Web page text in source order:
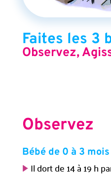
Faites les 3
Observez,
Observez
Bébé de 0 à 3 mois
Il dort de 14 à 19 h